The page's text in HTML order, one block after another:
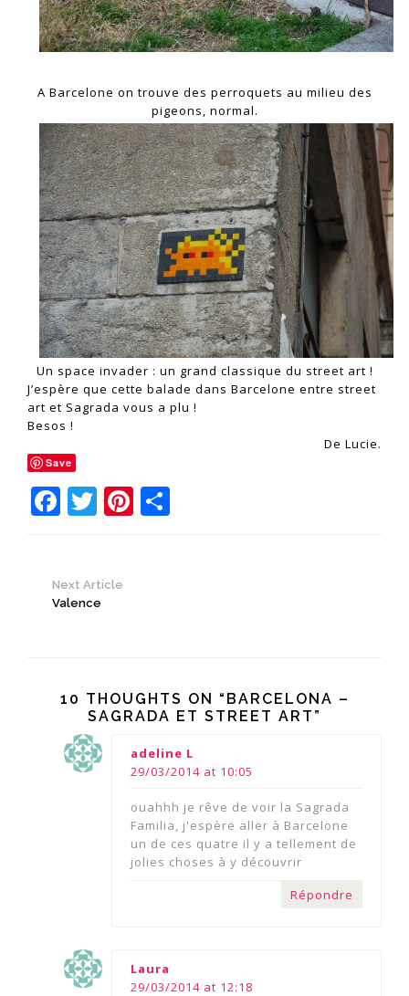
A Barcelone on trouve des perroquets au milieu des
pigeons, normal.
Un space invader : un grand classique du street art !
J’espère que cette balade dans Barcelone entre street
art et Sagrada vous a plu !
Besos !
De Lucie.
Save
Facebook
Twitter
Pinterest
Next Article
Valence
10 THOUGHTS ON “BARCELONA –
SAGRADA ET STREET ART”
adeline L
29/03/2014 at 10:05
ouahhh je rêve de voir la Sagrada
Familia, j'espère aller à Barcelone
un de ces quatre il y a tellement de
jolies choses à y découvrir
Répondre
Laura
29/03/2014 at 12:18